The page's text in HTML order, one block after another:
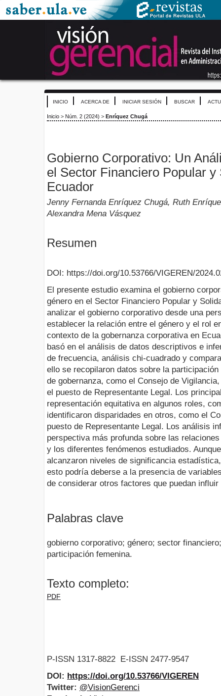
INICIO ACERCA DE INICIAR SESIÓN BUSCAR
Inicio > Núm. 2 (2024) > Enríquez Chugá
Gobierno Corporativo: Un
el Sector Financiero Popular y
Ecuador
Jenny Fernanda Enríquez Chugá, Ruth
Alexandra Mena Vásquez
Resumen
DOI: https://doi.org/10.53766/VIGEREN/
El presente estudio examina el gobierno
género en el Sector Financiero Popular y
analizar el gobierno corporativo desde una
establecer la relación entre el género y el rol
contexto de la gobernanza corporativa en
basó en el análisis de datos descriptivos e
de frecuencia, análisis chi-cuadrado y
ello se recopilaron datos sobre la
de gobernanza, como el Consejo de
el puesto de Representante Legal. Los
representación equitativa en algunos roles,
identificaron disparidades en otros, como el
puesto de Representante Legal. Los análisis
perspectiva más profunda sobre las
y los diferentes fenómenos estudiados.
alcanzaron niveles de significancia
esto podría deberse a la presencia de
de considerar otros factores que puedan
Palabras clave
gobierno corporativo; género; sector
participación femenina.
Texto completo:
PDF
P-ISSN 1317-8822 E-ISSN 2477-9547
DOI: https://doi.org/10.53766/VIGEREN
Twitter: @VisionGerenci